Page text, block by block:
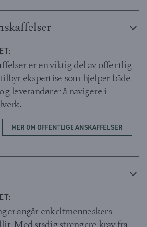
er en viktig del av offentlig
ekspertise som hjelper både
leverandører å navigere i
MER OM OFFENTLIGE ANSKAFFELSER
angår enkeltmenneskers